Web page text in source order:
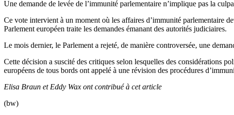
Une demande de levée de l’immunité parlementaire n’implique pas la
Ce vote intervient à un moment où les affaires d’immunité parlementaire
Parlement européen traite les demandes émanant des autorités judiciaires.
Le mois dernier, le Parlement a rejeté, de manière controversée, une
Cette décision a suscité des critiques selon lesquelles des considérations
européens de tous bords ont appelé à une révision des procédures
Elisa Braun et Eddy Wax ont contribué à cet article
(bw)